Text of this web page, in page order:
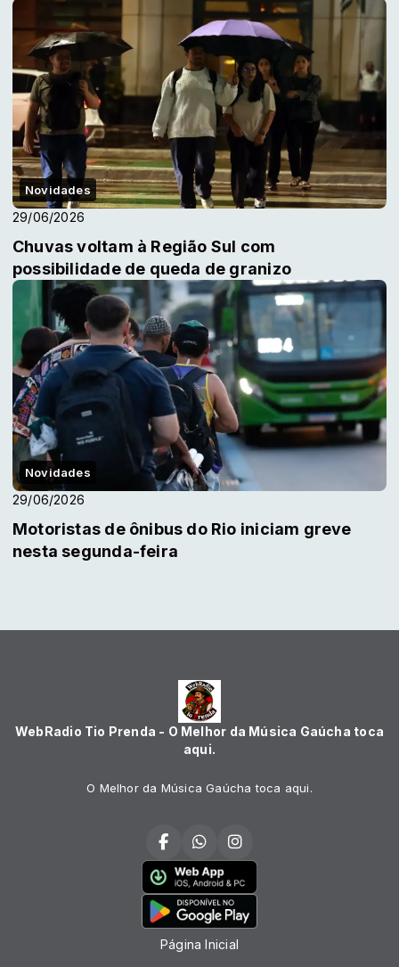
Novidades
29/06/2026
Chuvas voltam à Região Sul com
possibilidade de queda de granizo
Novidades
29/06/2026
Motoristas de ônibus do Rio iniciam greve
nesta segunda-feira
WebRadio Tio Prenda - O Melhor da Música Gaúcha toca
aqui.
O Melhor da Música Gaúcha toca aqui.
Página Inicial